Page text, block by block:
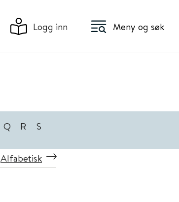
Logg inn Meny og søk
Q R S
Alfabetisk